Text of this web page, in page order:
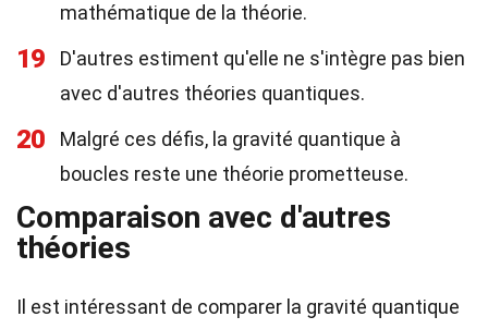
mathématique de la théorie.
19
D'autres estiment qu'elle ne s'intègre pas bien
avec d'autres théories quantiques.
20
Malgré ces défis, la gravité quantique à
boucles reste une théorie prometteuse.
Comparaison avec d'autres
théories
Il est intéressant de comparer la gravité quantique